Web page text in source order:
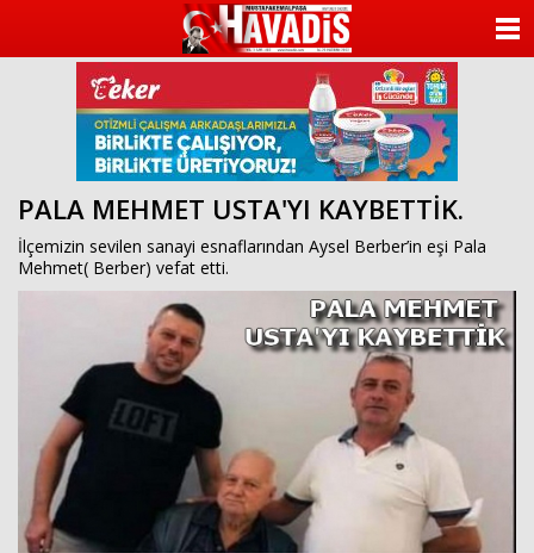
PALA MEHMET USTA'YI KAYBETTİK.
İlçemizin sevilen sanayi esnaflarından Aysel Berber’in eşi Pala
Mehmet( Berber) vefat etti.
KATEGORİLER
YAZARLAR
ANKETLER
FOTO GALERİ
VİDEO GALERİ
KÜNYE
İLETİŞİM